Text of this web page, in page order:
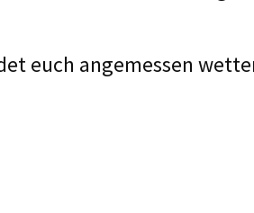
euch angemessen